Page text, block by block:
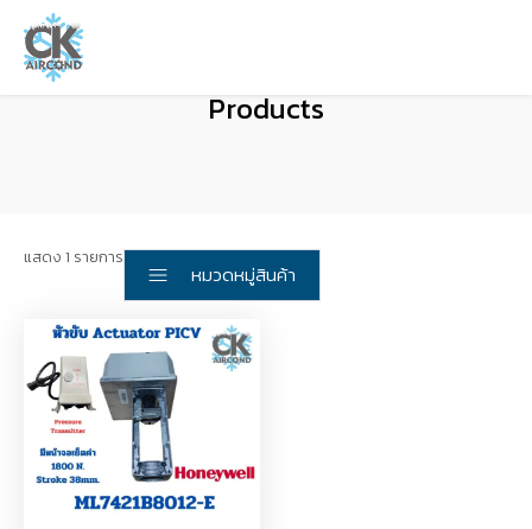
Products
แสดง 1 รายการ
หมวดหมู่สินค้า